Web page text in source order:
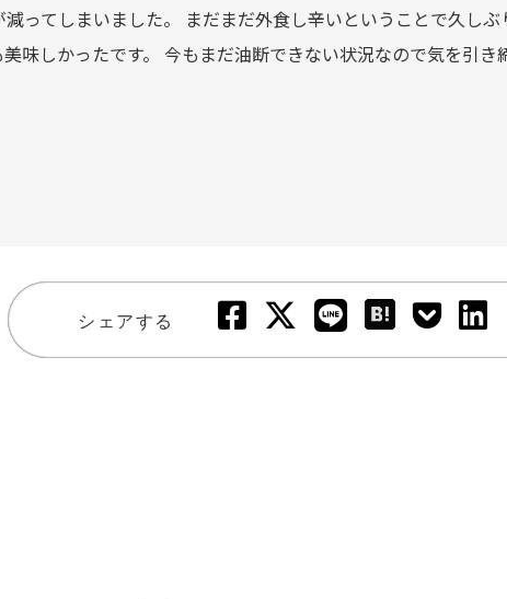
ってしまいました。 まだまだ外食し辛いということで久し
味しかったです。 今もまだ油断できない状況なので気を引き
シェアする